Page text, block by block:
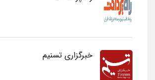
خبرگزاری تسنیم